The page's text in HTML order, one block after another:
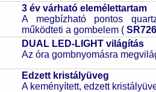
3 év várható elemélettartam
A megbízható pontos
működteti a gombelem (
DUAL LED-LIGHT világítás
Az óra gombnyomásra
Edzett kristályüveg
A keményített, edzett